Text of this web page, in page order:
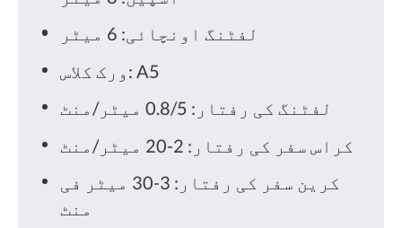
لفٹنگ اونچائی: 6 میٹر
ورک کلاس: A5
لفٹنگ کی رفتار: 0.8/5 میٹر/منٹ
کراس سفر کی رفتار: 2-20 میٹر/منٹ
کرین سفر کی رفتار: 3-30 میٹر فی
منٹ